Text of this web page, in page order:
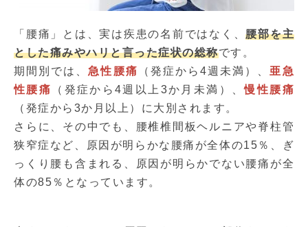
「腰痛」とは、実は疾患の名前ではなく、腰部を主
とした痛みやハリと言った症状の総称です。
期間別では、急性腰痛 （発症から4週未満）、 亜急
性腰痛
（発症から4週以上3か月未満）、慢性腰痛
（発症から3か月以上）に大別されます。
さらに、その中でも、腰椎椎間板ヘルニアや脊柱管
狭窄症など、原因が明らかな腰痛が全体の15％、ぎ
っくり腰も含まれる、原因が明らかでない腰痛が全
体の85％となっています。